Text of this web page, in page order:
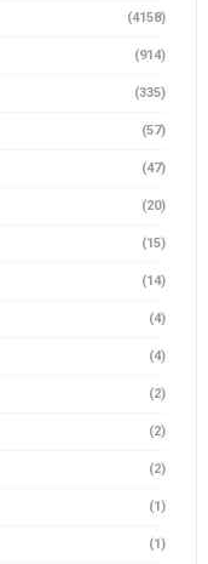
(4158)
(914)
(335)
(57)
(47)
(20)
(15)
(14)
(4)
(4)
(2)
(2)
(2)
(1)
(1)